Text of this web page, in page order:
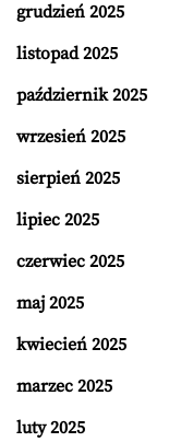
grudzień 2025
listopad 2025
październik 2025
wrzesień 2025
sierpień 2025
lipiec 2025
czerwiec 2025
maj 2025
kwiecień 2025
marzec 2025
luty 2025